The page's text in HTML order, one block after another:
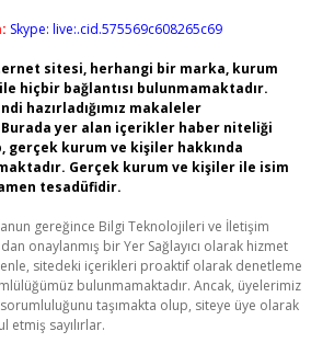
Skype: live:.cid.575569c608265c69
sitesi, herhangi bir marka, kurum
hiçbir bağlantısı bulunmamaktadır.
hazırladığımız makaleler
Burada yer alan içerikler haber niteliği
gerçek kurum ve kişiler hakkında
Gerçek kurum ve kişiler ile isim
tesadüfidir.
gereğince Bilgi Teknolojileri ve İletişim
onaylanmış bir Yer Sağlayıcı olarak hizmet
sitedeki içerikleri proaktif olarak denetleme
bulunmamaktadır. Ancak, üyelerimiz
taşımakta olup, siteye üye olarak
etmiş sayılırlar.